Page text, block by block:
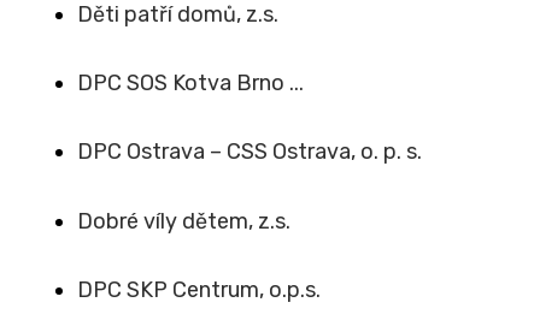
Děti patří domů, z.s.
DPC SOS Kotva Brno ...
DPC Ostrava – CSS Ostrava, o. p. s.
Dobré víly dětem, z.s.
DPC SKP Centrum, o.p.s.